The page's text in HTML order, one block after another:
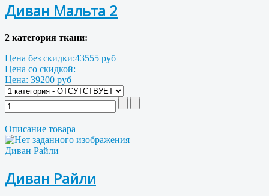
Диван Мальта 2
2 категория ткани:
Цена без скидки:43555 руб
Цена со скидкой:
Цена: 39200 руб
Описание товара
Диван Райли
Диван Райли